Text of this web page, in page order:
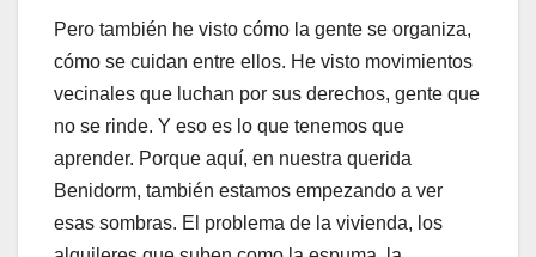
Pero también he visto cómo la gente se organiza,
cómo se cuidan entre ellos. He visto movimientos
vecinales que luchan por sus derechos, gente que
no se rinde. Y eso es lo que tenemos que
aprender. Porque aquí, en nuestra querida
Benidorm, también estamos empezando a ver
esas sombras. El problema de la vivienda, los